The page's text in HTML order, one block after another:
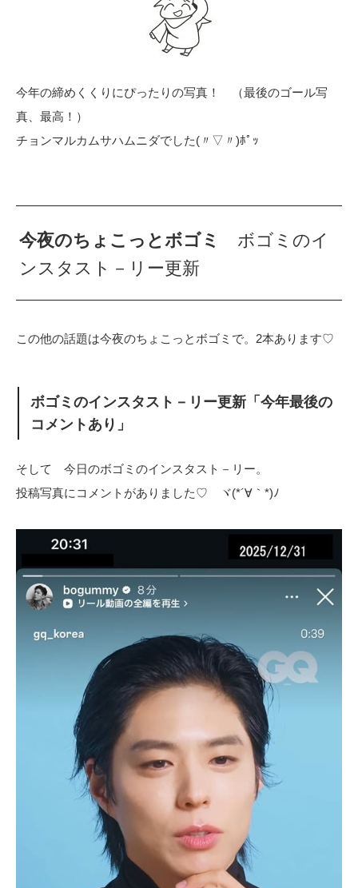
今年の締めくくりにぴったりの写真！ （最後のゴール写
真、最高！）
チョンマルカムサハムニダでした(〃▽〃)ﾎﾟｯ
今夜のちょこっとボゴミ
ボゴミのイ
ンスタスト－リー更新
この他の話題は今夜のちょこっとボゴミで。2本あります♡
ボゴミのインスタスト－リー更新「今年最後の
コメントあり」
そして 今日のボゴミのインスタスト－リー。
投稿写真にコメントがありました♡ ヾ(*´∀｀*)ﾉ